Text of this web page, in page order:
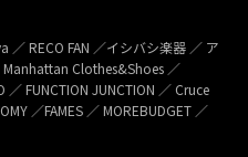
／ RECO FAN ／イシバシ楽器 ／ ア
Clothes&Shoes ／
／ FUNCTION JUNCTION ／ Cruce
／FAMES ／ MOREBUDGET ／